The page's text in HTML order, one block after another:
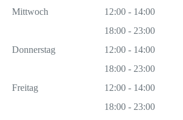
Mittwoch
12:00 - 14:00
18:00 - 23:00
Donnerstag
12:00 - 14:00
18:00 - 23:00
Freitag
12:00 - 14:00
18:00 - 23:00